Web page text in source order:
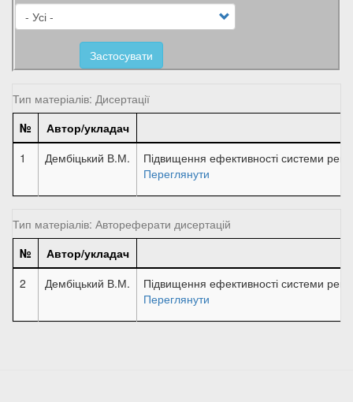
Застосувати
Тип матеріалів: Дисертації
№
Автор/укладач
1
Дембіцький В.М.
Підвищення ефективності системи
Переглянути
Тип матеріалів: Автореферати дисертацій
№
Автор/укладач
2
Дембіцький В.М.
Підвищення ефективності системи
Переглянути